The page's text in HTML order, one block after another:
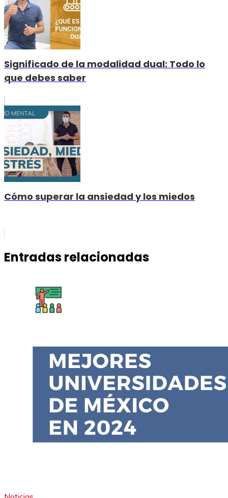
Significado de la modalidad dual: Todo lo
que debes saber
Cómo superar la ansiedad y los miedos
Entradas relacionadas